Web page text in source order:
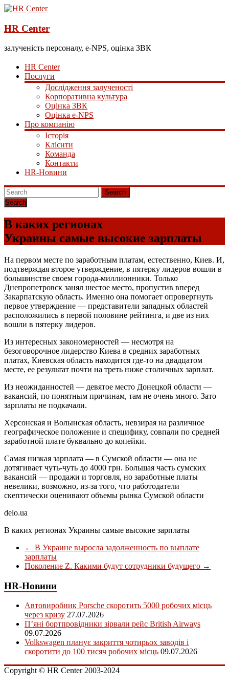
HR Center
залученість персоналу, e-NPS, оцінка ЗВК
HR Center
Послуги
Дослідження залученості
Корпоративна культура
Оцінка ЗВК
Оцінка e-NPS
Про компанію
Історія
Клієнти
Команда
Контакти
HR-Новини
Search
В каких регионах
Украины самые высокие зарплаты
На первом месте по заработным платам, естественно, Киев. И,
подтверждая второе утверждение, в пятерку лидеров вошли в
большинстве своем города-миллионники. Только
Днепропетровск занял шестое место, пропустив вперед
Закарпатскую область. Именно она помогает опровергнуть
первое утверждение — представители западных областей
расположились в первой половине рейтинга, и две из них
вошли в пятерку лидеров.
Из интересных закономерностей — несмотря на
безоговорочное лидерство Киева в средних заработных
платах, Киевская область находится где-то на двадцатом
месте, ее результат почти на треть ниже столичных зарплат.
Из неожиданностей — девятое место Донецкой области —
вакансий, по понятным причинам, там не очень много. Зато
зарплаты не подкачали.
Херсонская и Волынская область, невзирая на различное
географическое положение и специфику, совпали по средней
заработной плате буквально до копейки.
Самая низкая зарплата — в Сумской области — она не
дотягивает чуть-чуть до 4000 грн. Большая часть сумских
вакансий — продажи и торговля, но заработные платы
невелики, возможно, из-за того, что работодатели
скептически оценивают объемы рынка Сумской области
delo.ua
В каких регионах Украины самые высокие зарплаты
← В Украине выросла задолженность по выплате
зарплаты
Поколение Z. Какими будут сотрудники будущего →
HR-Новини
Автовиробник Porsche скоротить 5000 робочих місць
через кризу 27.07.2026
П’яні бортпровідники зірвали рейс British Airways
09.07.2026
Volkswagen планує закриття чотирьох заводів і
скоротити до 100 тисяч робочих місць 09.07.2026
Copyright © HR Center 2003-2024